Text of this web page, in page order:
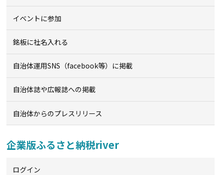
イベントに参加
銘板に社名入れる
自治体運用SNS（facebook等）に掲載
自治体誌や広報誌への掲載
自治体からのプレスリリース
企業版ふるさと納税river
ログイン